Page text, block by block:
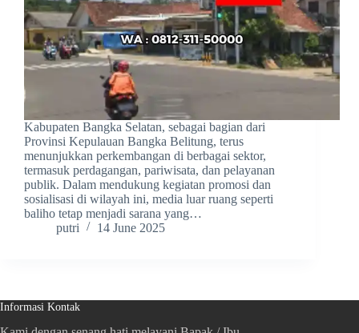
Kabupaten Bangka Selatan, sebagai bagian dari
Provinsi Kepulauan Bangka Belitung, terus
menunjukkan perkembangan di berbagai sektor,
termasuk perdagangan, pariwisata, dan pelayanan
publik. Dalam mendukung kegiatan promosi dan
sosialisasi di wilayah ini, media luar ruang seperti
baliho tetap menjadi sarana yang…
putri
14 June 2025
Informasi Kontak